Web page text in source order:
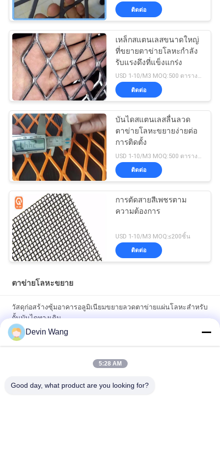
ติดต่อ
เหล็กสแตนเลสขนาดใหญ่
ที่ขยายตาข่ายโลหะกำลัง
รับแรงดึงที่แข็งแกร่ง
USD 1-10/M3 MOQ:500 ตารางเมตร
ติดต่อ
บันไดสแตนเลสลื่นลวด
ตาข่ายโลหะขยายง่ายต่อ
การติดตั้ง
ติดต่อ
การตัดสายสีเพชรตาม
ความต้องการ
USD 1-10/M3 MOQ:≤200ชิ้น
ติดต่อ
ตาข่ายโลหะขยาย
วัสดุก่อสร้างซุ้มอาคารอลูมิเนียมขยายลวดตาข่ายแผ่นโลหะสำหรับ
กั้นบันไดทางเดิน
การป้องกันสัญญาณแม่เหล็ก การก่อดิน Mesh โลหะ Mesh ทองแดง
Devin Wang
5:28 AM
Good day, what product are you looking for?